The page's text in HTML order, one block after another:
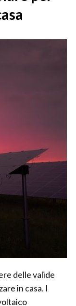
delle valide
in casa. I